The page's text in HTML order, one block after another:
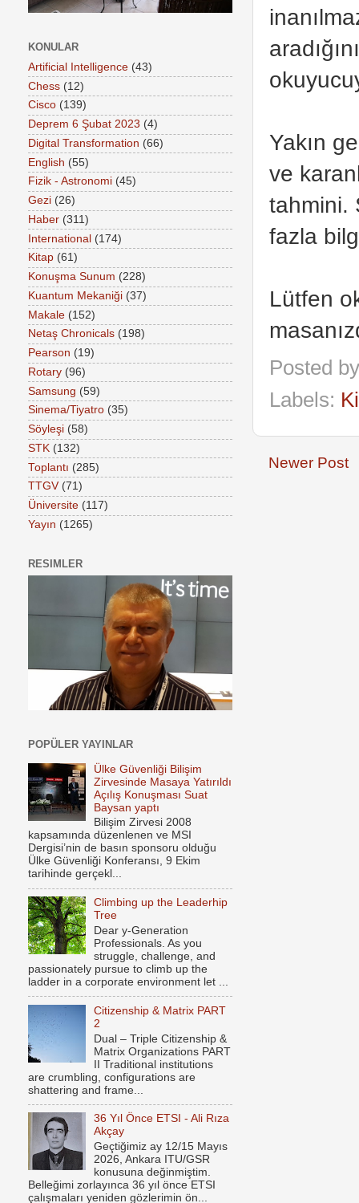
Yakın
ve
tahmini.
fazla
Lütfen
Posted
Labels:
Newer Post
KONULAR
Artificial Intelligence (43)
Chess (12)
Cisco (139)
Deprem 6 Şubat 2023 (4)
Digital Transformation (66)
English (55)
Fizik - Astronomi (45)
Gezi (26)
Haber (311)
International (174)
Kitap (61)
Konuşma Sunum (228)
Kuantum Mekaniği (37)
Makale (152)
Netaş Chronicals (198)
Pearson (19)
Rotary (96)
Samsung (59)
Sinema/Tiyatro (35)
Söyleşi (58)
STK (132)
Toplantı (285)
TTGV (71)
Üniversite (117)
Yayın (1265)
RESIMLER
POPÜLER YAYINLAR
Ülke Güvenliği Bilişim
Zirvesinde Masaya Yatırıldı
Açılış Konuşması Suat
Baysan yaptı
Bilişim Zirvesi 2008
kapsamında düzenlenen ve MSI
Dergisi’nin de basın sponsoru olduğu
Ülke Güvenliği Konferansı, 9 Ekim
tarihinde gerçekl...
Climbing up the Leaderhip
Tree
Dear y-Generation
Professionals. As you
struggle, challenge, and
passionately pursue to climb up the
ladder in a corporate environment let ...
Citizenship & Matrix PART
2
Dual – Triple Citizenship &
Matrix Organizations PART
II Traditional institutions
are crumbling, configurations are
shattering and frame...
36 Yıl Önce ETSI - Ali Rıza
Akçay
Geçtiğimiz ay 12/15 Mayıs
2026, Ankara ITU/GSR
konusuna değinmiştim.
Belleğimi zorlayınca 36 yıl önce ETSI
çalışmaları yeniden gözlerimin ön...